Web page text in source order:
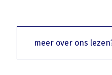
meer over ons